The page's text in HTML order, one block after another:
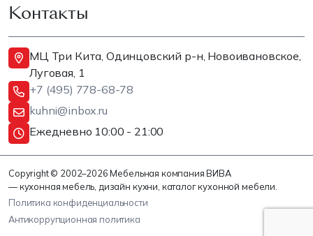
Контакты
МЦ Три Кита, Одинцовский р-н, Новоивановское,
Луговая, 1
+7 (495) 778-68-78
kuhni@inbox.ru
Ежедневно 10:00 - 21:00
Copyright © 2002–2026 Мебельная компания ВИВА
— кухонная мебель, дизайн кухни, каталог кухонной мебели.
Политика конфиденциальности
Антикоррупционная политика